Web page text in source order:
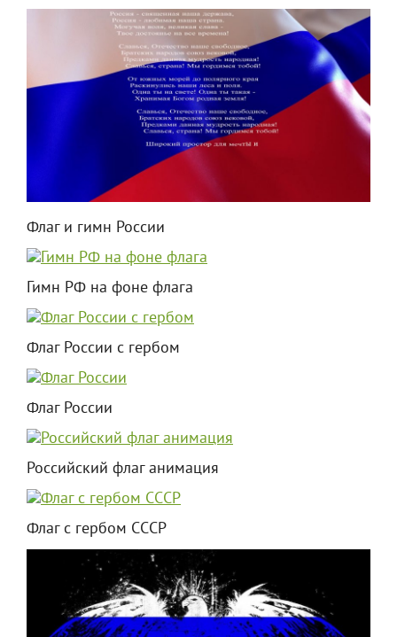
Флаг и гимн России
Гимн РФ на фоне флага
Флаг России с гербом
Флаг России
Российский флаг анимация
Флаг с гербом СССР